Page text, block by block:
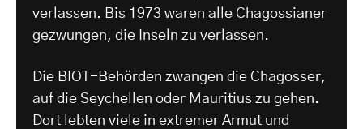
verlassen. Bis 1973 waren alle Chagossianer
gezwungen, die Inseln zu verlassen.
Die BIOT-Behörden zwangen die Chagosser,
auf die Seychellen oder Mauritius zu gehen.
Dort lebten viele in extremer Armut und